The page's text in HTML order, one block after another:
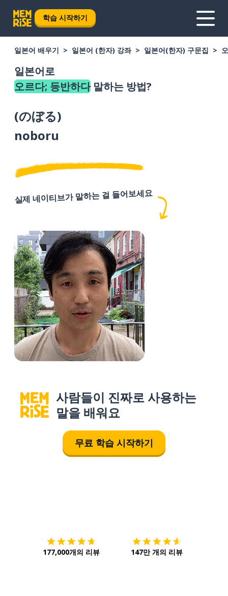
학습 시작하기
일본어 배우기 일본어 (한자) 강좌 일본어(한자) 구문집
일본어로
오르다; 등반하다말하는 방법?
(のぼる)
noboru
실제 네이티브가 말하는 걸 들어보세요
사람들이 진짜로 사용하는
말을 배워요
무료 학습 시작하기
177,000개의 리뷰 147만 개의 리뷰